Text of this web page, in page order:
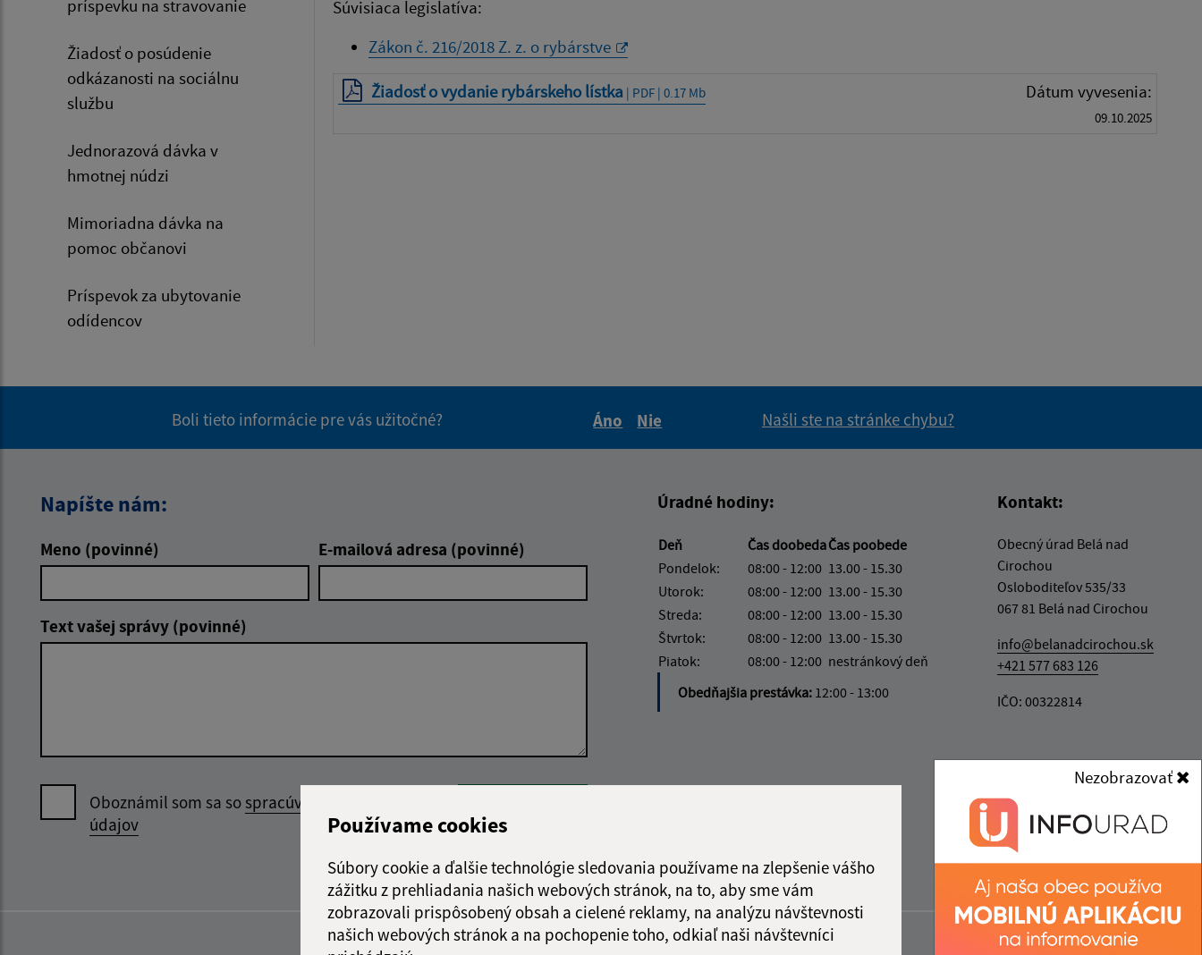
Používame cookies
Súbory cookie a ďalšie technológie sledovania používame na zlepšenie vášho
zážitku z prehliadania našich webových stránok, na to, aby sme vám
zobrazovali prispôsobený obsah a cielené reklamy, na analýzu návštevnosti
našich webových stránok a na pochopenie toho, odkiaľ naši návštevníci
Nezobrazovať
príspevku na stravovanie
Žiadosť o posúdenie
odkázanosti na sociálnu
službu
Jednorazová dávka v
hmotnej núdzi
Mimoriadna dávka na
pomoc občanovi
Príspevok za ubytovanie
odídencov
Súvisiaca legislatíva:
Zákon č. 216/2018 Z. z. o rybárstve
Žiadosť o vydanie rybárskeho lístka | PDF | 0.17 Mb Dátum vyvesenia:
09.10.2025
Boli tieto informácie pre vás užitočné?
Áno
Nie
Našli ste na stránke chybu?
Napíšte nám:
Meno (povinné) E-mailová adresa (povinné)
Text vašej správy (povinné)
Oboznámil som sa sospracúvaním osobných
údajov
správu
Úradné hodiny:
Deň Čas doobedaČas poobede
Pondelok:
08:00 - 12:00 13.00 - 15.30
Utorok:
08:00 - 12:00 13.00 - 15.30
Streda:
08:00 - 12:00 13.00 - 15.30
Štvrtok:
08:00 - 12:00 13.00 - 15.30
Piatok:
08:00 - 12:00 nestránkový deň
Obedňajšia prestávka: 12:00 - 13:00
Kontakt:
Obecný úrad Belá nad
Cirochou
Osloboditeľov 535/33
067 81 Belá nad Cirochou
info@belanadcirochou.sk
+421 577 683 126
IČO: 00322814